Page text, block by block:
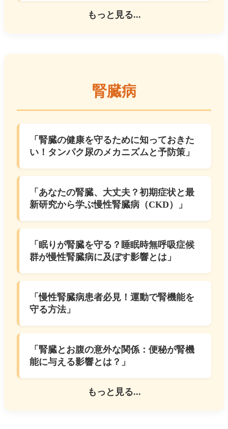
もっと見る...
腎臓病
「腎臓の健康を守るために知っておきた
い！タンパク尿のメカニズムと予防策」
「あなたの腎臓、大丈夫？初期症状と最
新研究から学ぶ慢性腎臓病（CKD）」
「眠りが腎臓を守る？睡眠時無呼吸症候
群が慢性腎臓病に及ぼす影響とは」​
「慢性腎臓病患者必見！運動で腎機能を
守る方法」
「腎臓とお腹の意外な関係：便秘が腎機
能に与える影響とは？」
もっと見る...